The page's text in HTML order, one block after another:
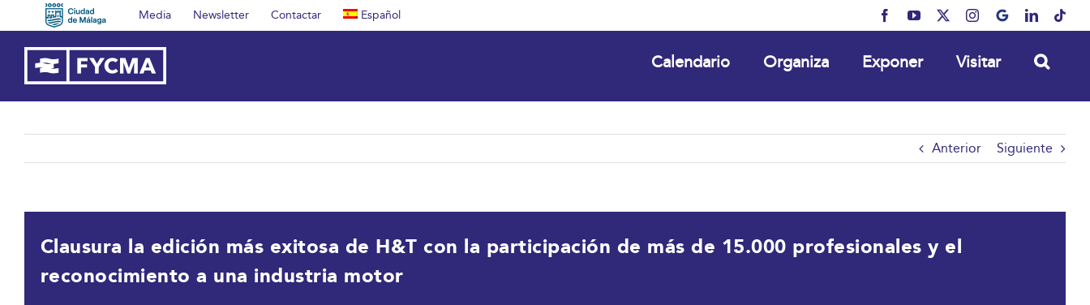
al
contenido
Media Newsletter Contactar Español FacebookYouTube Instagram
MyBusinessLinkedIn
Calendario Organiza Exponer Visitar
Anterior Siguiente
Clausura la edición más exitosa de H&T con la participación de más de 15.000 profesionales y el
reconocimiento a una industria motor